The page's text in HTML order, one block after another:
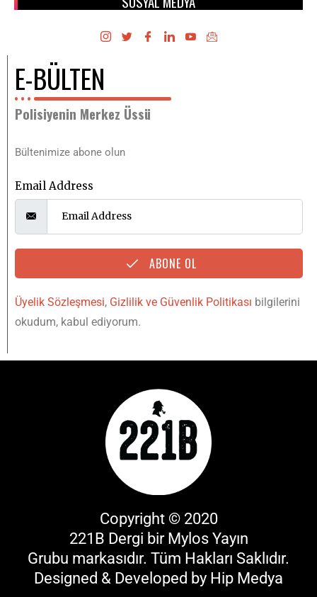
E-BÜLTEN
Polisiyenin Merkez Üssü
Bültenimize abone olun
Email Address
ABONE OL
Üyelik Sözleşmesi, Gizlilik ve Güvenlik Politikası bilgilerini
okudum, kabul ediyorum.
Copyright © 2020
221B Dergi bir Mylos Yayın
Grubu markasıdır. Tüm Hakları Saklıdır.
Designed & Developed by Hip Medya